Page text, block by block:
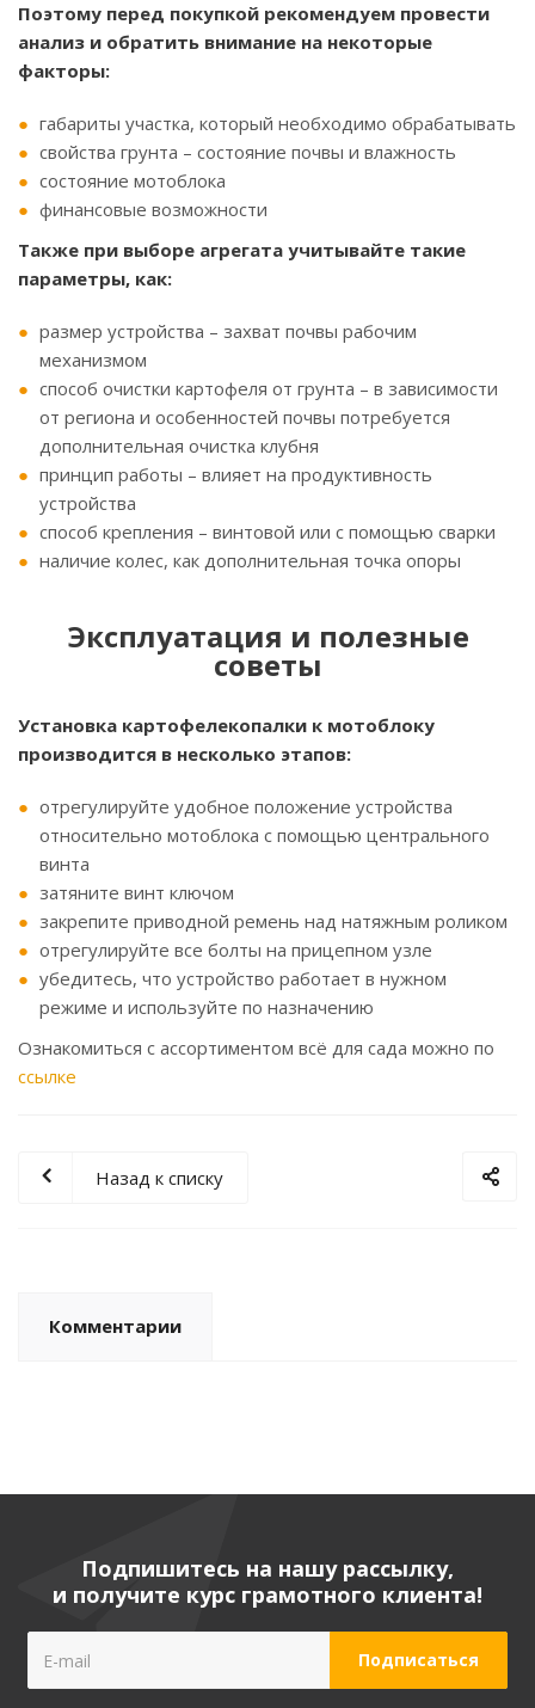
Поэтому перед покупкой рекомендуем провести
анализ и обратить внимание на некоторые
факторы:
габариты участка, который необходимо обрабатывать
свойства грунта – состояние почвы и влажность
состояние мотоблока
финансовые возможности
Также при выборе агрегата учитывайте такие
параметры, как:
размер устройства – захват почвы рабочим
механизмом
способ очистки картофеля от грунта – в зависимости
от региона и особенностей почвы потребуется
дополнительная очистка клубня
принцип работы – влияет на продуктивность
устройства
способ крепления – винтовой или с помощью сварки
наличие колес, как дополнительная точка опоры
Эксплуатация и полезные
советы
Установка картофелекопалки к мотоблоку
производится в несколько этапов:
отрегулируйте удобное положение устройства
относительно мотоблока с помощью центрального
винта
затяните винт ключом
закрепите приводной ремень над натяжным роликом
отрегулируйте все болты на прицепном узле
убедитесь, что устройство работает в нужном
режиме и используйте по назначению
Ознакомиться с ассортиментом всё для сада можно по
ссылке
Назад к списку
Комментарии
Подпишитесь на нашу рассылку,
и получите курс грамотного клиента!